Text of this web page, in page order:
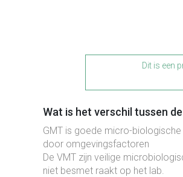
Dit is een
Wat is het verschil tussen
GMT is goede micro-
door omgevingsfactoren
De VMT zijn veilige
niet besmet raakt op het lab.